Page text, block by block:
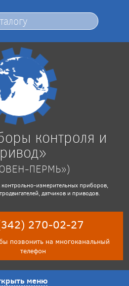
контроля и
ПЕРМЬ»)
измерительных приборов,
датчиков и приводов.
270-02-27
позвонить на многоканальный
телефон
меню